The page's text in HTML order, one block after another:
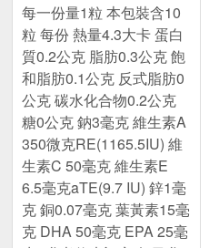
每一份量1粒 本包裝含10
粒 每份 熱量4.3大卡 蛋白
質0.2公克 脂肪0.3公克 飽
和脂肪0.1公克 反式脂肪0
公克 碳水化合物0.2公克
糖0公克 鈉3毫克 維生素A
350微克RE(1165.5IU) 維
生素C 50毫克 維生素E
6.5毫克aTE(9.7 IU) 鋅1毫
克 銅0.07毫克 葉黃素15毫
克 DHA 50毫克 EPA 25毫